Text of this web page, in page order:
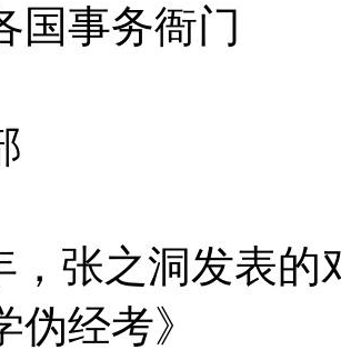
各国事
务部
，张之洞发表
学伪